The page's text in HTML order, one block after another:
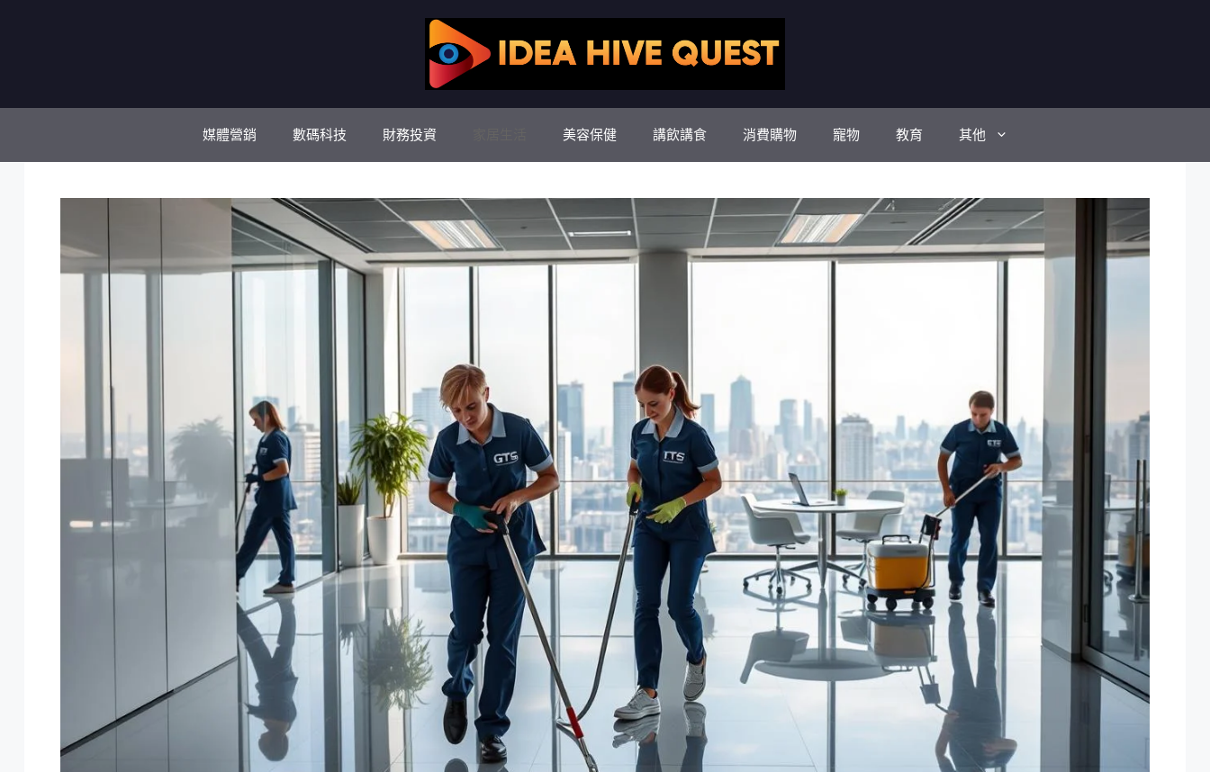
媒體營銷 數碼科技 財務投資 美容保健 講飲講食 消費購物 寵物 教育 其他